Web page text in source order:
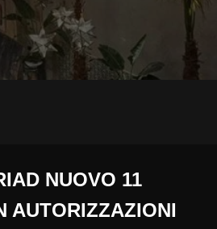
NUOVO 11
AUTORIZZAZIONI